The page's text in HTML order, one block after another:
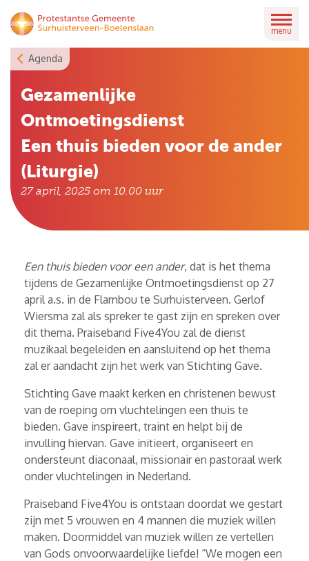
Skip
to
menu
Agenda
Gezamenlijke
Ontmoetingsdienst
Een thuis bieden voor de ander
(Liturgie)
27 april, 2025 om 10.00 uur
Een thuis bieden voor een ander, dat is het thema
tijdens de Gezamenlijke Ontmoetingsdienst op 27
april a.s. in de Flambou te Surhuisterveen. Gerlof
Wiersma zal als spreker te gast zijn en spreken over
dit thema. Praiseband Five4You zal de dienst
muzikaal begeleiden en aansluitend op het thema
zal er aandacht zijn het werk van Stichting Gave.
Stichting Gave maakt kerken en christenen bewust
van de roeping om vluchtelingen een thuis te
bieden. Gave inspireert, traint en helpt bij de
invulling hiervan. Gave initieert, organiseert en
ondersteunt diaconaal, missionair en pastoraal werk
onder vluchtelingen in Nederland.
Praiseband Five4You is ontstaan doordat we gestart
zijn met 5 vrouwen en 4 mannen die muziek willen
maken. Doormiddel van muziek willen ze vertellen
van Gods onvoorwaardelijke liefde! “We mogen een